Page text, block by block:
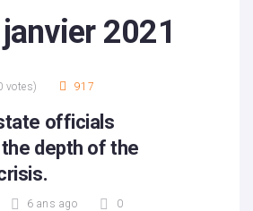
2021
votes) 917
officials
depth of the
6 ans ago 0